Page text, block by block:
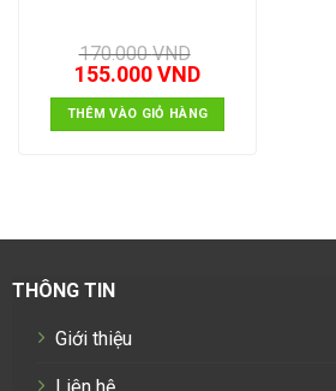
170.000VND
Giá
gốc
là:
170.000 VND.
155.000VNDGiá
hiện
tại
là:
THÊM VÀO GIỎ HÀNG
THÔNG TIN
Giới thiệu